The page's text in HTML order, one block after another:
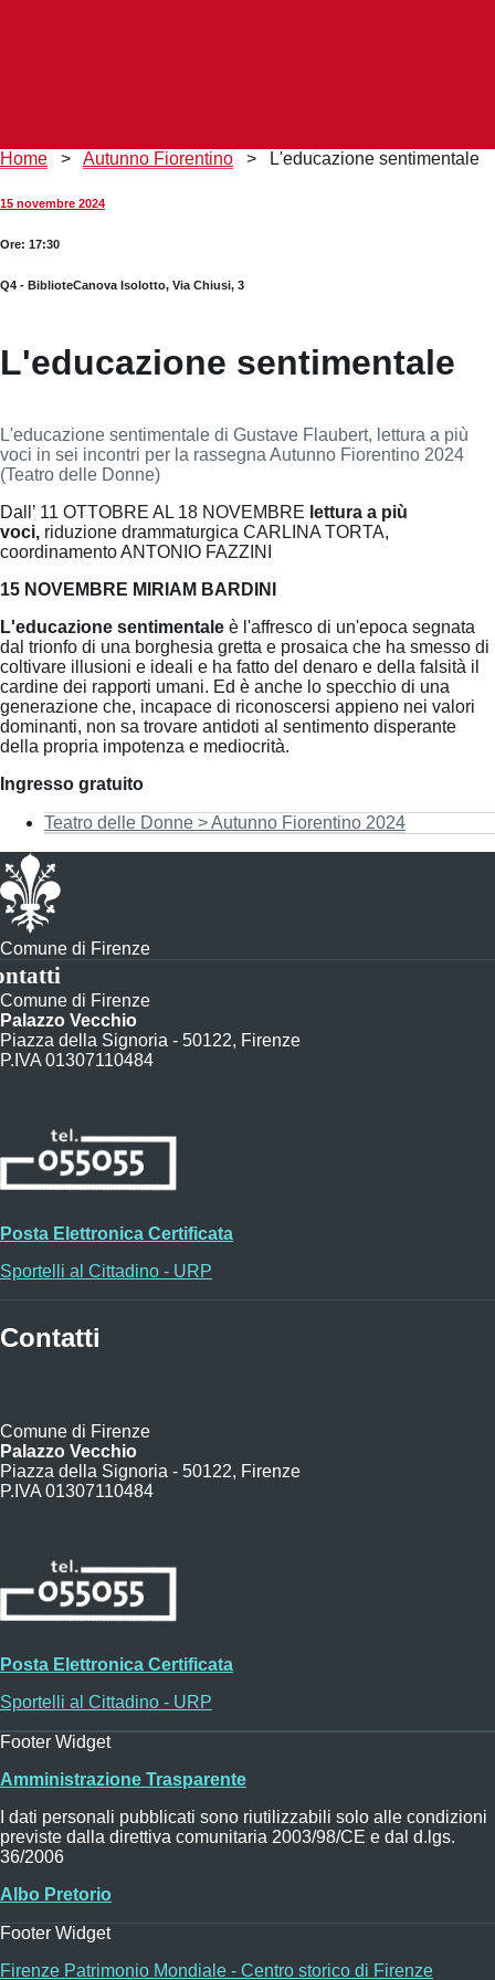
Briciole
pane
Home > Autunno Fiorentino > L'educazione sentimentale
15 novembre 2024
Ore: 17:30
Q4 - BiblioteCanova Isolotto, Via Chiusi, 3
L'educazione sentimentale
L'educazione sentimentale di Gustave Flaubert, lettura a più
voci in sei incontri per la rassegna Autunno Fiorentino 2024
(Teatro delle Donne)
Dall’ 11 OTTOBRE AL 18 NOVEMBRE lettura a più
voci, riduzione drammaturgica CARLINA TORTA,
coordinamento ANTONIO FAZZINI
15 NOVEMBRE MIRIAM BARDINI
L'educazione sentimentale è l'affresco di un'epoca segnata
dal trionfo di una borghesia gretta e prosaica che ha smesso di
coltivare illusioni e ideali e ha fatto del denaro e della falsità il
cardine dei rapporti umani. Ed è anche lo specchio di una
generazione che, incapace di riconoscersi appieno nei valori
dominanti, non sa trovare antidoti al sentimento disperante
della propria impotenza e mediocrità.
Ingresso gratuito
Teatro delle Donne > Autunno Fiorentino 2024
Comune di Firenze
Comune di Firenze
Palazzo Vecchio
Piazza della Signoria - 50122, Firenze
P.IVA 01307110484
Posta Elettronica Certificata
Sportelli al Cittadino - URP
Contatti
Comune di Firenze
Palazzo Vecchio
Piazza della Signoria - 50122, Firenze
P.IVA 01307110484
Posta Elettronica Certificata
Sportelli al Cittadino - URP
Footer Widget
Amministrazione Trasparente
I dati personali pubblicati sono riutilizzabili solo alle condizioni
previste dalla direttiva comunitaria 2003/98/CE e dal d.lgs.
36/2006
Albo Pretorio
Footer Widget
Firenze Patrimonio Mondiale - Centro storico di Firenze